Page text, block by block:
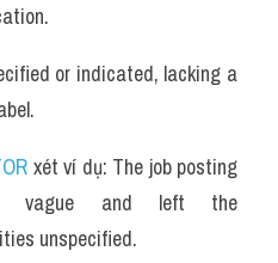
or indicated, lacking a
xét ví dụ: The job posting
vague and left the
unspecified.